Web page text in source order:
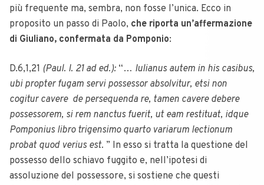
più frequente ma, sembra, non fosse l’unica. Ecco in
proposito un passo di Paolo, che riporta un’affermazione
di Giuliano, confermata da Pomponio:
D.6,1,21 (Paul. I. 21 ad ed.): “… Iulianus autem in his casibus,
ubi propter fugam servi possessor absolvitur, etsi non
cogitur cavere de persequenda re, tamen cavere debere
possessorem, si rem nanctus fuerit, ut eam restituat, idque
Pomponius libro trigensimo quarto variarum lectionum
probat quod verius est. ” In esso si tratta la questione del
possesso dello schiavo fuggito e, nell’ipotesi di
assoluzione del possessore, si sostiene che questi